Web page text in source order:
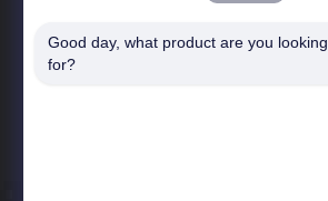
Enlaces Rápidos
Good day, what product are you looking
for?